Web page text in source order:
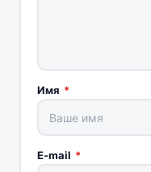
Имя *
E-mail *